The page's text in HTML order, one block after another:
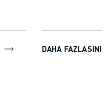
DAHA FAZLASINI